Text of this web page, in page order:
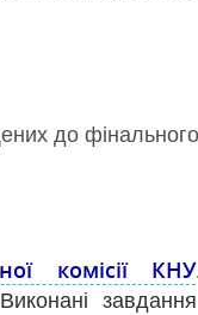
до
комісії КНУ